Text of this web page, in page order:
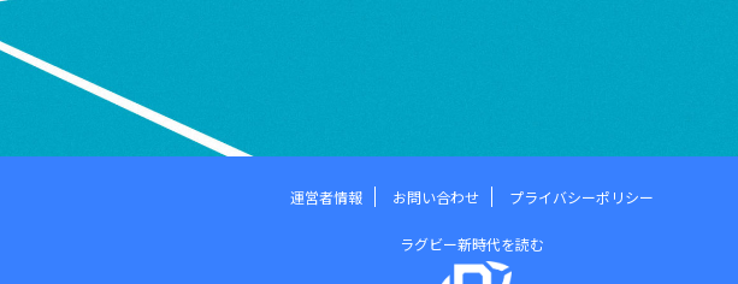
運営者情報 お問い合わせ プライバシーポリシー
ラグビー新時代を読む